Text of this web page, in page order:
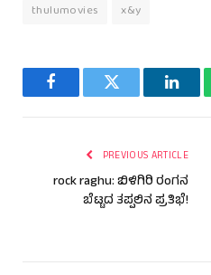
thulumovies
x&y
FacebookTwitter
PREVIOUS ARTICLE
rock raghu: ಬಿಳಿಗಿರಿ ರಂಗನ
ಬೆಟ್ಟದ ತಪ್ಪಲಿನ ಪ್ರತಿಭೆ!